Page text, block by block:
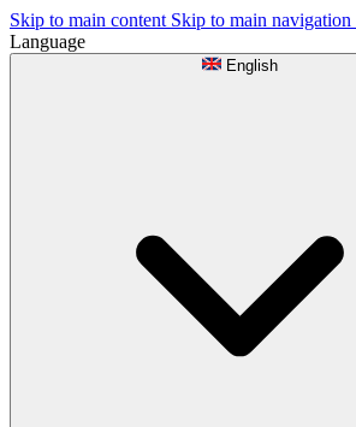
Skip to main content Skip to main navigation
Language
English